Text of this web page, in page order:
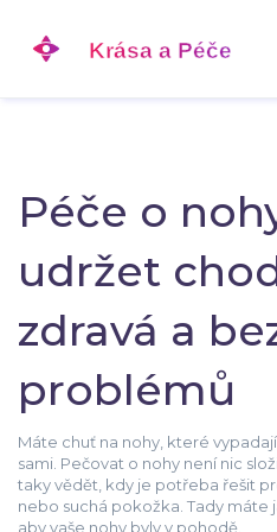
Péče o
udržet
zdravá a
problémů
Máte chuť na nohy, které
sami. Pečovat o nohy není nic
taky vědět, kdy je potřeba řešit
nebo suchá pokožka. Tady máte
aby vaše nohy byly v pohodě.